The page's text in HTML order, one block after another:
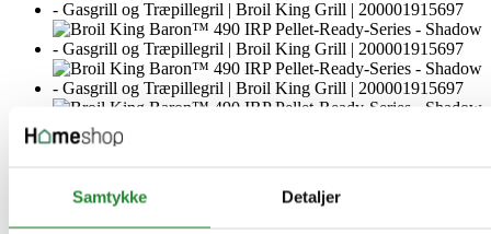
Samtykke Detaljer